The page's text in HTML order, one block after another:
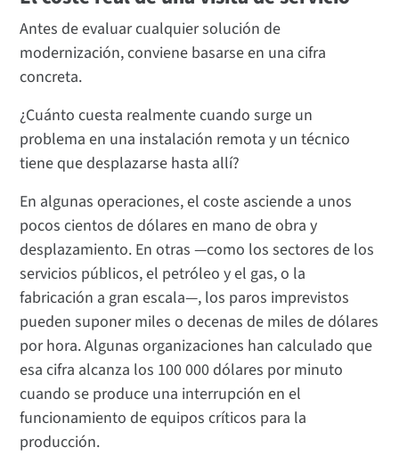
Antes de evaluar cualquier solución de
modernización, conviene basarse en una cifra
concreta.
¿Cuánto cuesta realmente cuando surge un
problema en una instalación remota y un técnico
tiene que desplazarse hasta allí?
En algunas operaciones, el coste asciende a unos
pocos cientos de dólares en mano de obra y
desplazamiento. En otras —como los sectores de los
servicios públicos, el petróleo y el gas, o la
fabricación a gran escala—, los paros imprevistos
pueden suponer miles o decenas de miles de dólares
por hora. Algunas organizaciones han calculado que
esa cifra alcanza los 100 000 dólares por minuto
cuando se produce una interrupción en el
funcionamiento de equipos críticos para la
producción.